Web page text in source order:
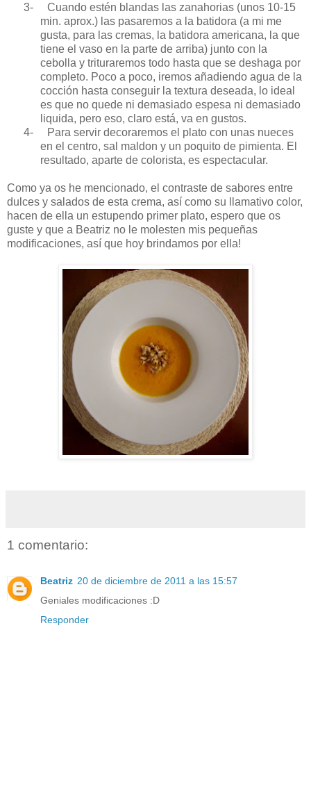
3-
Cuando estén blandas las zanahorias (unos 10-15
min. aprox.) las pasaremos a la batidora (a mi me
gusta, para las cremas, la batidora americana, la que
tiene el vaso en la parte de arriba) junto con la
cebolla y trituraremos todo hasta que se deshaga por
completo. Poco a poco, iremos añadiendo agua de la
cocción hasta conseguir la textura deseada, lo ideal
es que no quede ni demasiado espesa ni demasiado
liquida, pero eso, claro está, va en gustos.
4-
Para servir decoraremos el plato con unas nueces
en el centro, sal maldon y un poquito de pimienta. El
resultado, aparte de colorista, es espectacular.
Como ya os he mencionado, el contraste de sabores entre
dulces y salados de esta crema, así como su llamativo color,
hacen de ella un estupendo primer plato, espero que os
guste y que a Beatriz no le molesten mis pequeñas
modificaciones, así que hoy brindamos por ella!
1 comentario:
Beatriz 20 de diciembre de 2011 a las 15:57
Geniales modificaciones :D
Responder